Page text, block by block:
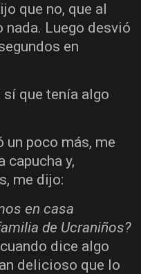
que no, que al
nada. Luego desvió
en
sí que tenía algo
un poco más, me
capucha y,
me dijo:
en casa
de Ucraniños?
dice algo
delicioso que lo